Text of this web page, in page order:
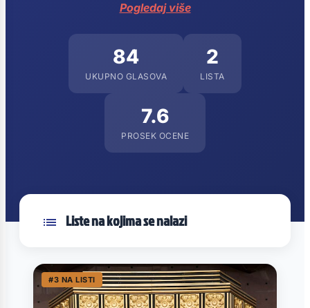
Pogledaj više
84
UKUPNO GLASOVA
2
LISTA
7.6
PROSEK OCENE
Liste na kojima se nalazi
#3 NA LISTI